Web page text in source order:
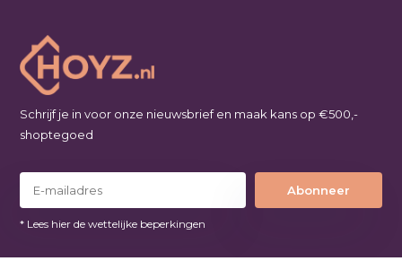
Schrijf je in voor onze nieuwsbrief en maak kans op €500,-
shoptegoed
Abonneer
* Lees hier de wettelijke beperkingen